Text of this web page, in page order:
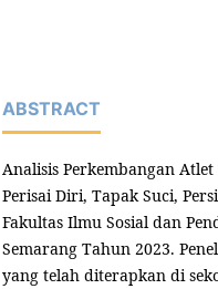
ABSTRACT
Analisis Perkembangan
Perisai Diri, Tapak Suci,
Fakultas Ilmu Sosial dan
Semarang Tahun 2023.
yang telah diterapkan di